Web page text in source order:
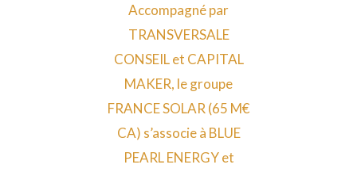
Accompagné par
TRANSVERSALE
CONSEIL et CAPITAL
MAKER, le groupe
FRANCE SOLAR (65 M€
CA) s’associe à BLUE
PEARL ENERGY et